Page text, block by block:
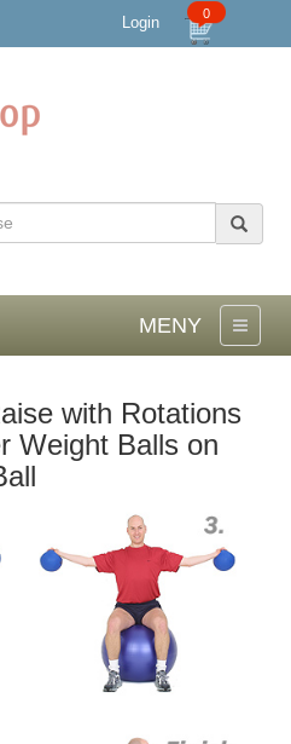
Login 0
MENY
with Rotations
Weight Balls on